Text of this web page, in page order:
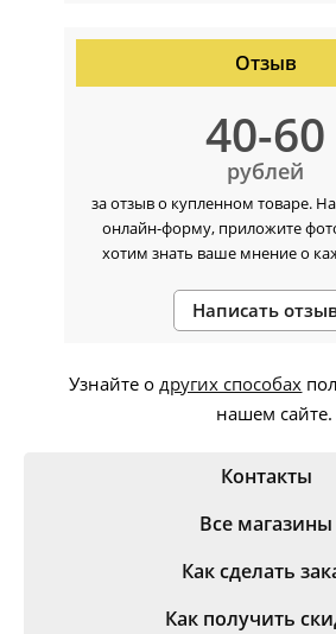
Отзыв
40-60
рублей
за отзыв о купленном товаре.
онлайн-форму, приложите
хотим знать ваше мнение о
Написать
Узнайте одругих способах
нашем сайте.
Контакты
Все магазины
Как сделать
Как получить